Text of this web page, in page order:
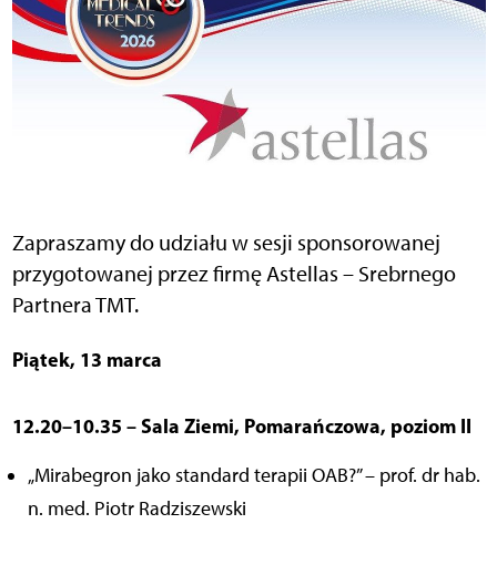
Zapraszamy do udziału w sesji sponsorowanej
przygotowanej przez firmę Astellas – Srebrnego
Partnera TMT.
Piątek, 13 marca
12.20–10.35 – Sala Ziemi, Pomarańczowa, poziom II
„Mirabegron jako standard terapii OAB?” – prof. dr hab.
n. med. Piotr Radziszewski